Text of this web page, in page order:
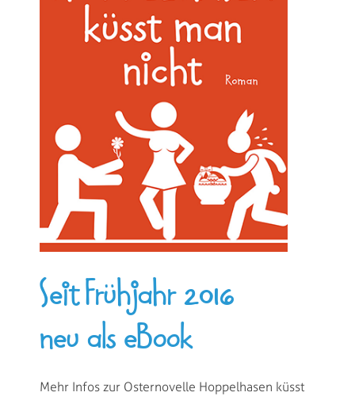
Seit Frühjahr 2016
neu als eBook
Mehr Infos zur Osternovelle Hoppelhasen küsst